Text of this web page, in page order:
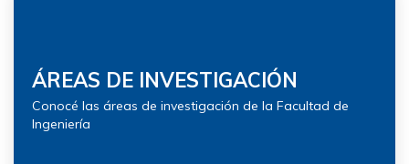
ÁREAS DE INVESTIGACIÓN
Conocé las áreas de investigación de la Facultad de
Ingeniería